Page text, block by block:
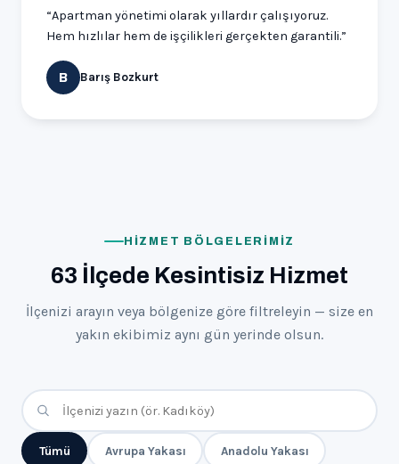
“Apartman yönetimi olarak yıllardır çalışıyoruz.
Hem hızlılar hem de işçilikleri gerçekten garantili.”
B Barış Bozkurt
HIZMET BÖLGELERIMIZ
63 İlçede Kesintisiz Hizmet
İlçenizi arayın veya bölgenize göre filtreleyin — size en
yakın ekibimiz aynı gün yerinde olsun.
Tümü Avrupa Yakası Anadolu Yakası